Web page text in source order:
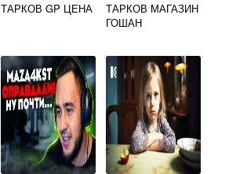
ТАРКОВ GP ЦЕНА
ТАРКОВ МАГАЗИН
ГОШАН